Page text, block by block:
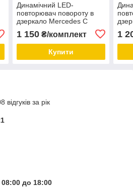
Динамічний LED-
повторювач повороту в
дзеркало Mercedes C
Class W203 S203 CL203
2001-2007 покажчик
повороту
1 150₴/комплект
Купити
1
за рік
до 18:00